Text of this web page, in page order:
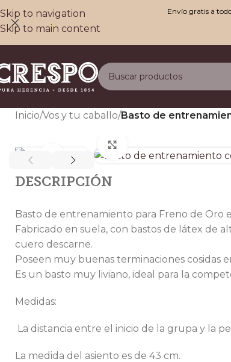
Skip to navigation
Skip to main content
Envío gratis a
Inicio/Vos y tu caballo/Basto de
DESCRIPCIÓN
Basto de entrenamiento para Freno de Oro
Fabricado en suela, con bastos de látex de
cuero descarne.
Poseen muy buenas terminaciones cosidas
Es un basto muy liviano, ideal para la
Medidas:
La distancia entre el inicio de la grupa y la
La medida del asiento es de 43 cm.